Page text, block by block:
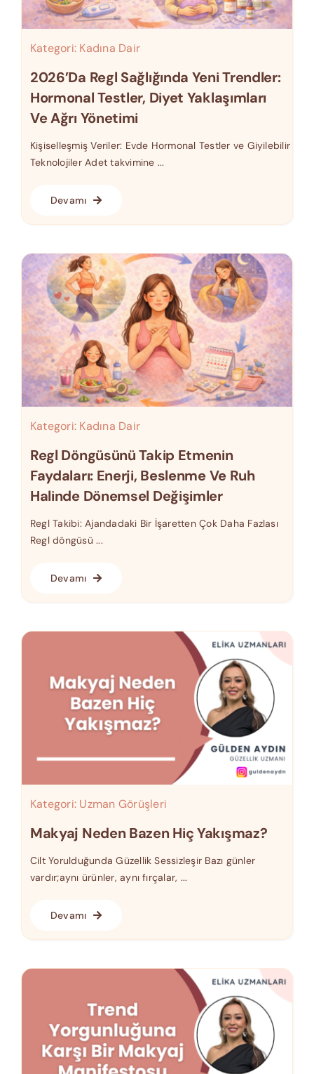
Kategori: Kadına Dair
2026’da Regl Sağlığında Yeni Trendler:
Hormonal Testler, Diyet Yaklaşımları
Ve Ağrı Yönetimi
Kişiselleşmiş Veriler: Evde Hormonal Testler ve Giyilebilir
Teknolojiler Adet takvimine ...
Devamı
Kategori: Kadına Dair
Regl Döngüsünü Takip Etmenin
Faydaları: Enerji, Beslenme Ve Ruh
Halinde Dönemsel Değişimler
Regl Takibi: Ajandadaki Bir İşaretten Çok Daha Fazlası
Regl döngüsü ...
Devamı
Kategori: Uzman Görüşleri
Makyaj Neden Bazen Hiç Yakışmaz?
Cilt Yorulduğunda Güzellik Sessizleşir Bazı günler
vardır;aynı ürünler, aynı fırçalar, ...
Devamı